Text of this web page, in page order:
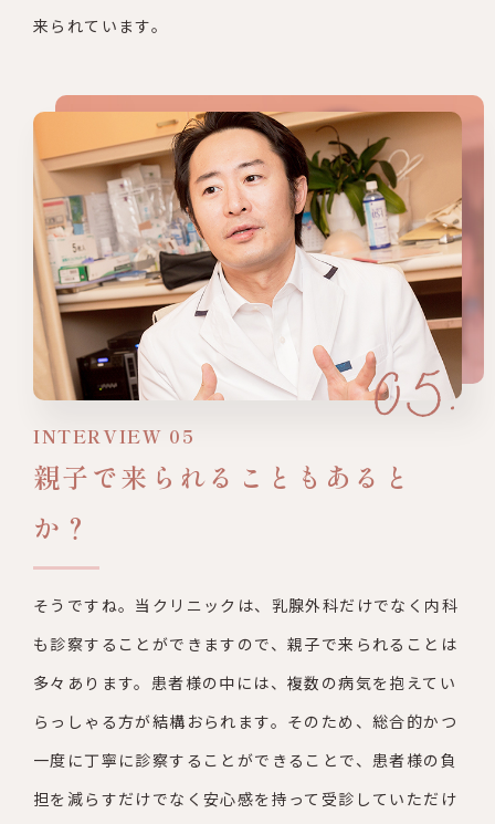
来られて います。
INTERVIEW 05
親子で来られることもあると
か？
そうですね。当クリニックは、乳腺外科だけでなく内科
も診察することができますので、親子で来られることは
多々あります。患者様の中には、複数の病気を抱えてい
らっしゃる方が結構おられます。そのため、総合的かつ
一度に丁寧に診察することができることで、患者様の負
担を減らすだけでなく安心感を持って受診していただけ